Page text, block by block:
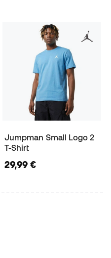
Jumpman Small Logo 2
T-Shirt
29,99 €